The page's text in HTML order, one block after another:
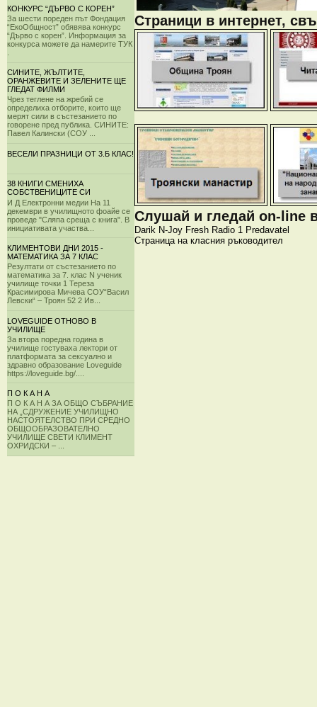
КОНКУРС “ДЪРВО С КОРЕН”
За шести пореден път Фондация
“ЕкоОбщност” обявява конкурс
“Дърво с корен”. Информация за
конкурса можете да намерите ТУК
СИНИТЕ, ЖЪЛТИТЕ,
ОРАНЖЕВИТЕ И ЗЕЛЕНИТЕ ЩЕ
ГЛЕДАТ ФИЛМИ
Чрез теглене на жребий се
определиха отборите, които ще
мерят сили в състезанието по
говорене пред публика. СИНИТЕ:
Павел Калински (СОУ ...
ВЕСЕЛИ ПРАЗНИЦИ ОТ 3.Б КЛАС!
38 КНИГИ СМЕНИХА
СОБСТВЕНИЦИТЕ СИ
И Д Електронни медии На 11
декември в училищното фоайе се
проведе "Сляпа среща с книга". В
инициативата участва...
КЛИМЕНТОВИ ДНИ 2015 -
МАТЕМАТИКА ЗА 7 КЛАС
Резултати от състезанието по
математика за 7. клас N ученик
училище точки 1 Тереза
Красимирова Мичева СОУ“Васил
Левски“ – Троян 52 2 Ив...
LOVEGUIDE ОТНОВО В
УЧИЛИЩЕ
За втора поредна година в
училище гостуваха лектори от
платформата за сексуално и
здравно образование Loveguide
https://loveguide.bg/....
П О К А Н А
П О К А Н А ЗА ОБЩО СЪБРАНИЕ
НА „СДРУЖЕНИЕ УЧИЛИЩНО
НАСТОЯТЕЛСТВО ПРИ СРЕДНО
ОБЩООБРАЗОВАТЕЛНО
УЧИЛИЩЕ СВЕТИ КЛИМЕНТ
ОХРИДСКИ – ...
Страници в интернет,
Слушай и гледай on-line
Darik N-Joy Fresh Radio 1 Predavatel
Страница на класния ръководител